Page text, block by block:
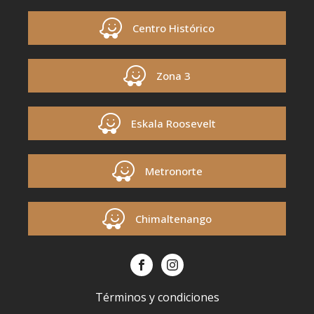
Centro Histórico
Zona 3
Eskala Roosevelt
Metronorte
Chimaltenango
Términos y condiciones